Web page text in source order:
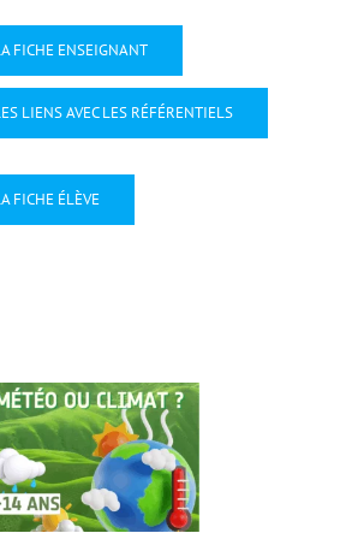
FICHE ENSEIGNANT
LIENS AVEC LES RÉFÉRENTIELS
FICHE ÉLÈVE